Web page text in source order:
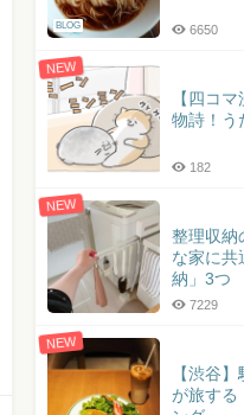
BLOG 6650
NEW
【四コ
物詩！う
182
NEW
整理収納
な家に共
納」3つ
7229
NEW
【渋谷
が旅する